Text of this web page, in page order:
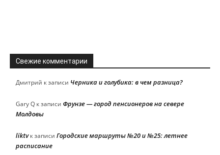
Свежие комментарии
Дмитрий к записи Черника и голубика: в чем разница?
Gary Q к записи Фрунзе — город пенсионеров на севере
Молдовы
liktvк записи Городские маршруты №20 и №25: летнее
расписание